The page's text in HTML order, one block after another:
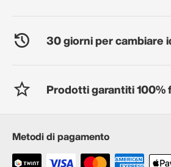
30 giorni per cambiare
Prodotti garantiti 100%
Metodi di pagamento